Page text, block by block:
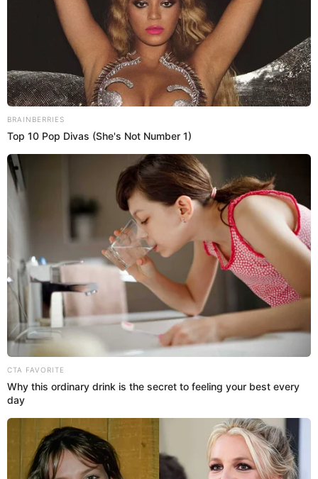
Shirley Arica, conocida como la ‘Chica realidad’, fue captada por las
'ratujas' junto al padre de su hija en plena Navidad. ¿Reconciliación
Espectáculos El Popular
Shirley Arica